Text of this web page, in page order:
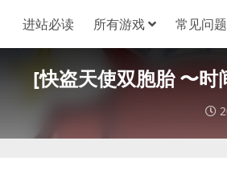
进站必读 所有游戏 常见问题
[快盗天使双胞胎 〜